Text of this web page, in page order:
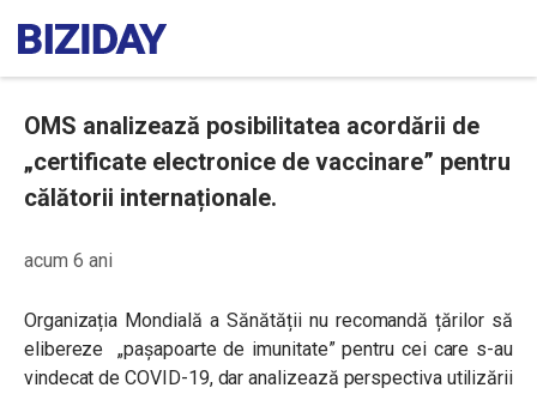
OMS analizează posibilitatea acordării de
„certificate electronice de vaccinare” pentru
călătorii internaționale.
acum 6 ani
Organizația Mondială a Sănătății nu recomandă țărilor să
elibereze „pașapoarte de imunitate” pentru cei care s-au
vindecat de COVID-19, dar analizează perspectiva utilizării